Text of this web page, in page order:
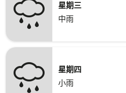
星期三
中雨
星期四
小雨